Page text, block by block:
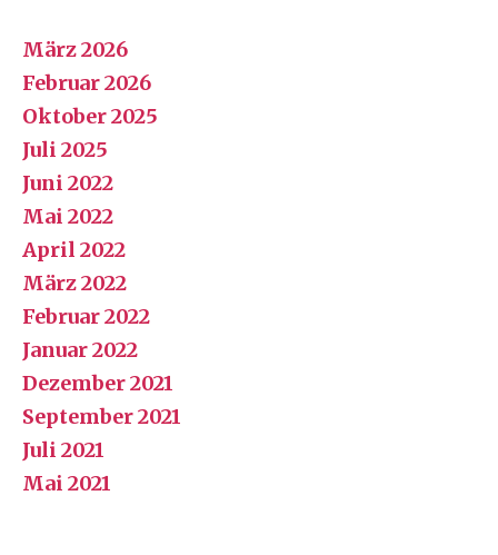
März 2026
Februar 2026
Oktober 2025
Juli 2025
Juni 2022
Mai 2022
April 2022
März 2022
Februar 2022
Januar 2022
Dezember 2021
September 2021
Juli 2021
Mai 2021